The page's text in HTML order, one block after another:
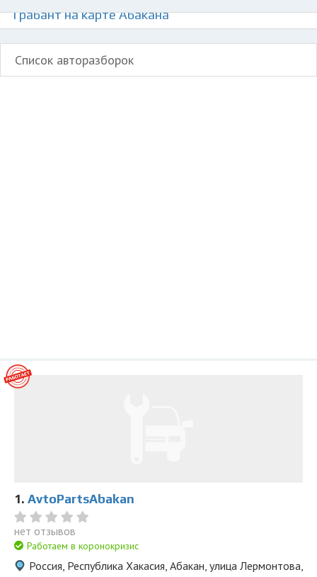
Трабант на карте Абакана
Список авторазборок
1. AvtoPartsAbakan
нет отзывов
Работаем в коронокризис
Россия, Республика Хакасия, Абакан, улица Лермонтова,